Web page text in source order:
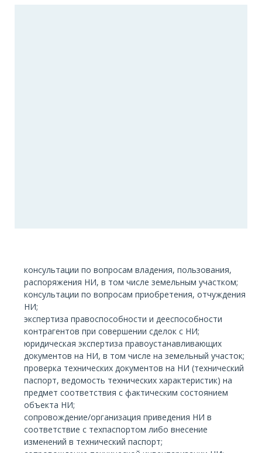
консультации по вопросам владения, пользования,
распоряжения НИ, в том числе земельным участком;
консультации по вопросам приобретения, отчуждения
НИ;
экспертиза правоспособности и дееспособности
контрагентов при совершении сделок с НИ;
юридическая экспертиза правоустанавливающих
документов на НИ, в том числе на земельный участок;
проверка технических документов на НИ (технический
паспорт, ведомость технических характеристик) на
предмет соответствия с фактическим состоянием
объекта НИ;
сопровождение/организация приведения НИ в
соответствие с техпаспортом либо внесение
изменений в технический паспорт;